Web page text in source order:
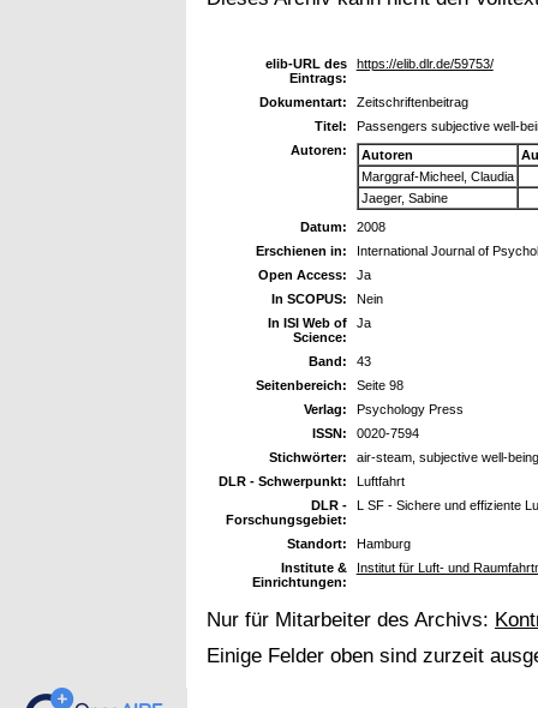
elib-URL des
Eintrags:
https://elib.dlr.de/59753/
Dokumentart:
Zeitschriftenbeitrag
Titel:
Passengers subjective well-
Autoren:
Autoren
Marggraf-Micheel, Claudia
Jaeger, Sabine
Datum:
2008
Erschienen in:
International Journal of
Open Access:
Ja
In SCOPUS:
Nein
In ISI Web of
Science:
Ja
Band:
43
Seitenbereich:
Seite 98
Verlag:
Psychology Press
ISSN:
0020-7594
Stichwörter:
air-steam, subjective well-being
DLR - Schwerpunkt:
Luftfahrt
DLR -
Forschungsgebiet:
L SF - Sichere und effiziente
Standort:
Hamburg
Institute &
Einrichtungen:
Institut für Luft- und
Nur für Mitarbeiter des Archivs:
Einige Felder oben sind zurzeit